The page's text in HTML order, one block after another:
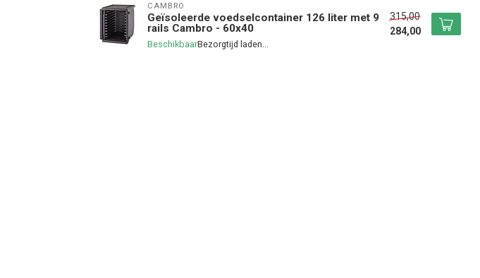
CAMBRO
Geïsoleerde voedselcontainer 126 liter met 9
rails Cambro - 60x40
Beschikbaar
315,00
284,00